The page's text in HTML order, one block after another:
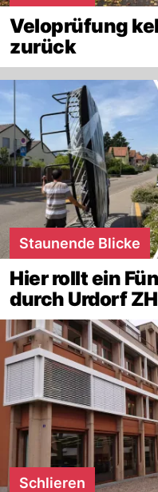
Veloprüfung
zurück
Staunende Blicke
Hier rollt ein
durch Urdorf ZH
Schlieren